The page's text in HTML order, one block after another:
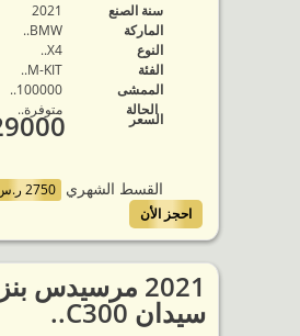
سنة الصنع
2021
الماركة
BMW..
النوع
X4..
الفئة
M-KIT..
الممشى
100000..
الحالة
متوفرة‬..
السعر
القسط الشهري 2750 ر.س
احجز الأن
2021 مرسيدس بنز
سيدان C300..